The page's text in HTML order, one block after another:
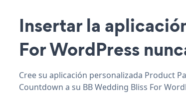
Insertar la
For WordPress
Cree su aplicación personalizada Product
Countdown a su BB Wedding Bliss For